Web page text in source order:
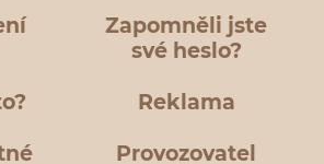
Zapomněli jste
své heslo?
Reklama
Provozovatel